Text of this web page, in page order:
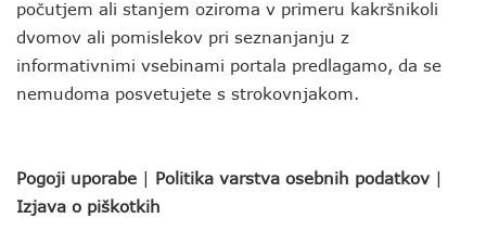
počutjem ali stanjem oziroma v primeru kakršnikoli
dvomov ali pomislekov pri seznanjanju z
informativnimi vsebinami portala predlagamo, da se
nemudoma posvetujete s strokovnjakom.
Pogoji uporabe | Politika varstva osebnih podatkov |
Izjava o piškotkih